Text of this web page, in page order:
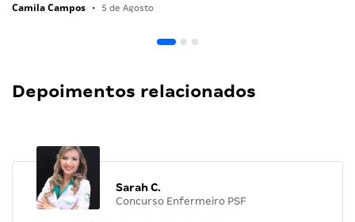
Camila Campos • 5 de Agosto
Depoimentos relacionados
Sarah C.
Concurso Enfermeiro PSF